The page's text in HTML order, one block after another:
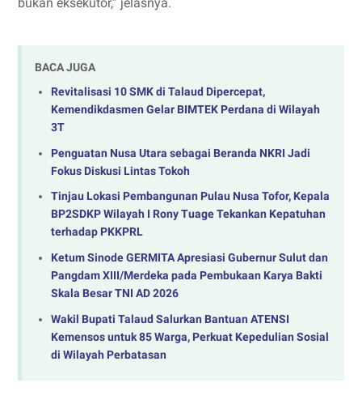
BACA JUGA
Revitalisasi 10 SMK di Talaud Dipercepat,
Kemendikdasmen Gelar BIMTEK Perdana di Wilayah
3T
Penguatan Nusa Utara sebagai Beranda NKRI Jadi
Fokus Diskusi Lintas Tokoh
Tinjau Lokasi Pembangunan Pulau Nusa Tofor, Kepala
BP2SDKP Wilayah I Rony Tuage Tekankan Kepatuhan
terhadap PKKPRL
Ketum Sinode GERMITA Apresiasi Gubernur Sulut dan
Pangdam XIII/Merdeka pada Pembukaan Karya Bakti
Skala Besar TNI AD 2026
Wakil Bupati Talaud Salurkan Bantuan ATENSI
Kemensos untuk 85 Warga, Perkuat Kepedulian Sosial
di Wilayah Perbatasan